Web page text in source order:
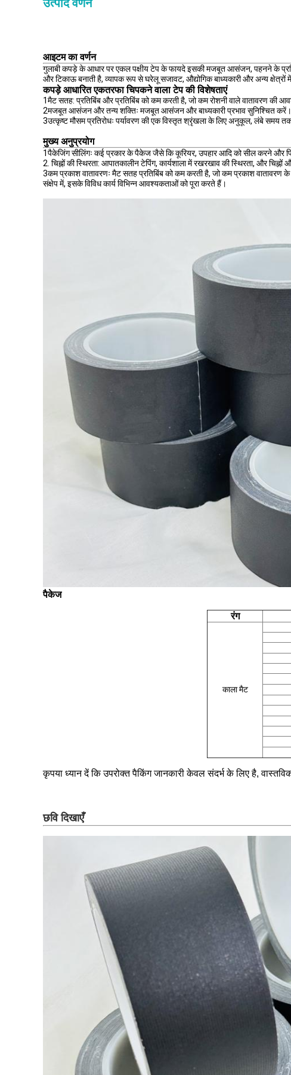
उत्पाद वर्णन
आइटम का वर्णन
गुलाबी कपड़े के आधार पर एकल पक्षीय टेप के फायदे इसकी मजबूत आसंजन, पहनने के
और टिकाऊ बनाती है, व्यापक रूप से घरेलू सजावट, औद्योगिक बाध्यकारी और अन्य क्षेत्रों
कपड़े आधारित एकतरफा चिपकने वाला टेप की विशेषताएं
1मैट सतह: प्रतिबिंब और प्रतिबिंब को कम करती है, जो कम रोशनी वाले वातावरण की
2मजबूत आसंजन और तन्य शक्तिः मजबूत आसंजन और बाध्यकारी प्रभाव सुनिश्चित करें।
3उत्कृष्ट मौसम प्रतिरोधः पर्यावरण की एक विस्तृत श्रृंखला के लिए अनुकूल, लंबे समय
मुख्य अनुप्रयोग
1पैकेजिंग सीलिंगः कई प्रकार के पैकेज जैसे कि कूरियर, उपहार आदि को सील करने और
2. चिह्नों की स्थिरता: आपातकालीन टेपिंग, कार्यशाला में रखरखाव की स्थिरता, और चिह्नों
3कम प्रकाश वातावरणः मैट सतह प्रतिबिंब को कम करती है, जो कम प्रकाश वातावरण
संक्षेप में, इसके विविध कार्य विभिन्न आवश्यकताओं को पूरा करते हैं।
पैकेज
रंग
काला मैट
कृपया ध्यान दें कि उपरोक्त पैकिंग जानकारी केवल संदर्भ के लिए है,
छवि दिखाएँ